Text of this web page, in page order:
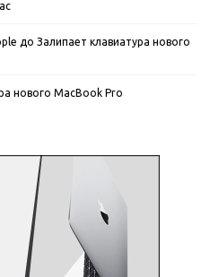
до Залипает клавиатура нового
нового MacBook Pro